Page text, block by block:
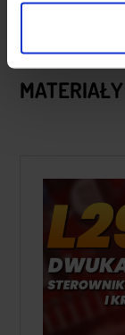
Wymiary: